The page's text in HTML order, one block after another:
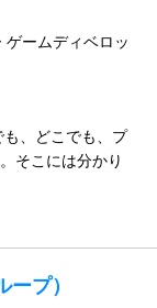
ゲームディベロッ
も、どこでも、プ
そこには分かり
プ）